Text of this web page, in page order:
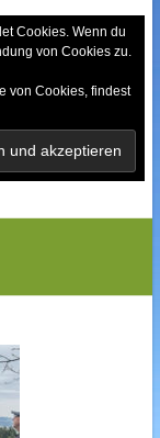
Cookies. Wenn du
von Cookies zu.
von Cookies, findest